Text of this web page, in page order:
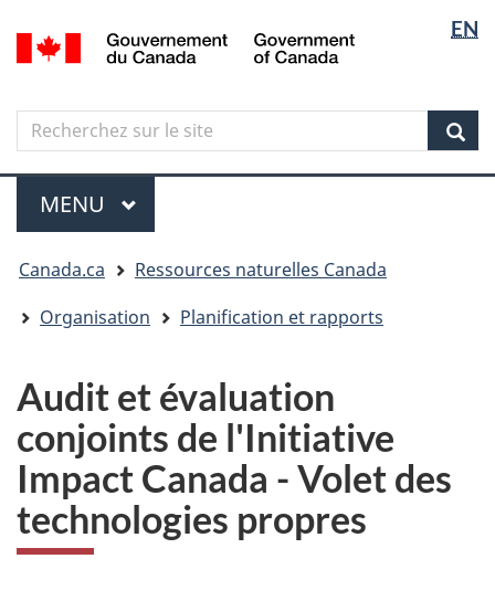
Aller
au
principal
Skip
to
government"
Passer
à
version
simplifiée
langue
EN
Canada
Search
Recherchez
sur
le
site
Menu
MENU PRINCIPAL
êtes
ici
Canada.ca
Ressources naturelles Canada
Organisation
Planification et rapports
Audit et évaluation
conjoints de l'Initiative
Impact Canada - Volet des
technologies propres